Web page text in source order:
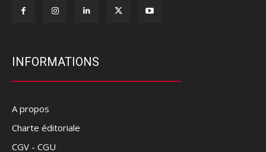
INFORMATIONS
A propos
Charte éditoriale
CGV - CGU